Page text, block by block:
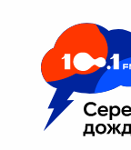
Москва 100.1 FM